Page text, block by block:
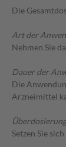
Die
Art der
Nehmen Sie
Dauer der
Die
Arzneimittel
Setzen Sie